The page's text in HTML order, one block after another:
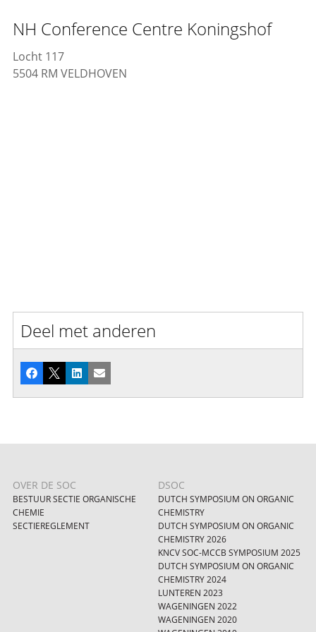
NH Conference Centre Koningshof
Locht 117
5504 RM VELDHOVEN
Deel met anderen
Facebook
X LinkedInE-mail
OVER DE SOC
BESTUUR SECTIE ORGANISCHE
CHEMIE
SECTIEREGLEMENT
DSOC
DUTCH SYMPOSIUM ON ORGANIC
CHEMISTRY
DUTCH SYMPOSIUM ON ORGANIC
CHEMISTRY 2026
KNCV SOC-MCCB SYMPOSIUM 2025
DUTCH SYMPOSIUM ON ORGANIC
CHEMISTRY 2024
LUNTEREN 2023
WAGENINGEN 2022
WAGENINGEN 2020